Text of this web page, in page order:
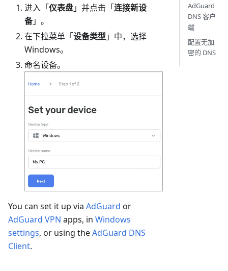
进入「仪表盘」并点击「连接新设
备」。
在下拉菜单「设备类型」中，选择
Windows。
命名设备。
You can set it up via AdGuard or
AdGuard VPN apps, in Windows
settings, or using theAdGuard DNS
Client.
AdGuard
DNS 客户
端
配置无加
密的 DNS